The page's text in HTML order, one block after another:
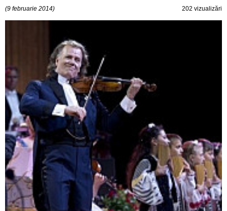
(9 februarie 2014) 202 vizualizări